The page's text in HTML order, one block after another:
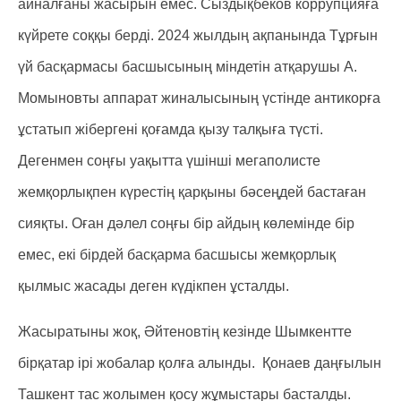
айналғаны жасырын емес. Сыздықбеков коррупцияға
күйрете соққы берді. 2024 жылдың ақпанында Тұрғын
үй басқармасы басшысының міндетін атқарушы А.
Момыновты аппарат жиналысының үстінде антикорға
ұстатып жібергені қоғамда қызу талқыға түсті.
Дегенмен соңғы уақытта үшінші мегаполисте
жемқорлықпен күрестің қарқыны бәсеңдей бастаған
сияқты. Оған дәлел соңғы бір айдың көлемінде бір
емес, екі бірдей басқарма басшысы жемқорлық
қылмыс жасады деген күдікпен ұсталды.
Жасыратыны жоқ, Әйтеновтің кезінде Шымкентте
бірқатар ірі жобалар қолға алынды. Қонаев даңғылын
Ташкент тас жолымен қосу жұмыстары басталды.